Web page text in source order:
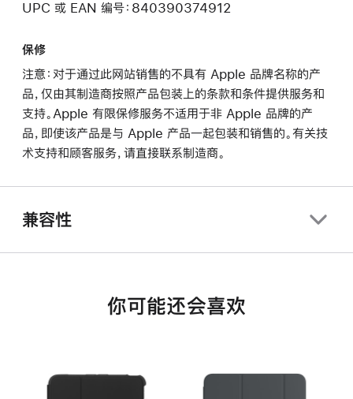
UPC 或 EAN 编号：840390374912
保修
注意：对于通过此网站销售的不具有 Apple 品牌名称的产
品，仅由其制造商按照产品包装上的条款和条件提供服务和
支持。Apple 有限保修服务不适用于非 Apple 品牌的产
品，即使该产品是与 Apple 产品一起包装和销售的。有关技
术支持和顾客服务，请直接联系制造商。
兼容性
你可能还会喜欢